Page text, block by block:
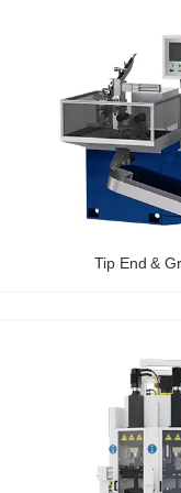
Tip End &